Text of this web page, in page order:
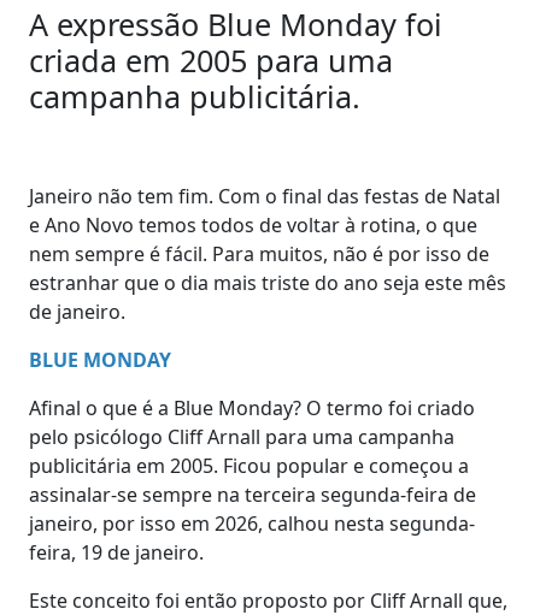
A expressão Blue Monday foi
criada em 2005 para uma
campanha publicitária.
Janeiro não tem fim. Com o final das festas de Natal
e Ano Novo temos todos de voltar à rotina, o que
nem sempre é fácil. Para muitos, não é por isso de
estranhar que o dia mais triste do ano seja este mês
de janeiro.
BLUE MONDAY
Afinal o que é a Blue Monday? O termo foi criado
pelo psicólogo Cliff Arnall para uma campanha
publicitária em 2005. Ficou popular e começou a
assinalar-se sempre na terceira segunda-feira de
janeiro, por isso em 2026, calhou nesta segunda-
feira, 19 de janeiro.
Este conceito foi então proposto por Cliff Arnall que,